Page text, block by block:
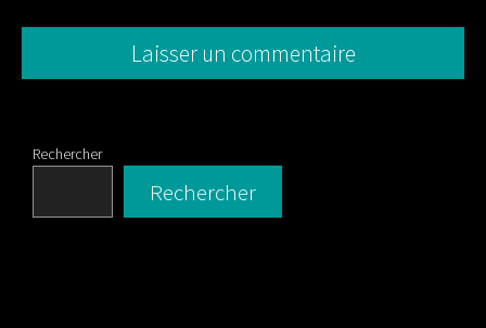
Rechercher
Rechercher